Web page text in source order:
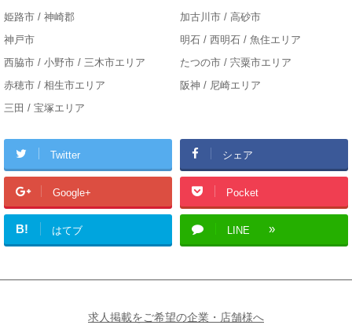
姫路市 / 神崎郡
加古川市 / 高砂市
神戸市
明石 / 西明石 / 魚住エリア
西脇市 / 小野市 / 三木市エリア
たつの市 / 宍粟市エリア
赤穂市 / 相生市エリア
阪神 / 尼崎エリア
三田 / 宝塚エリア
Twitter シェア
Google+ Pocket
B! はてブ LINE
求人掲載をご希望の企業・店舗様へ